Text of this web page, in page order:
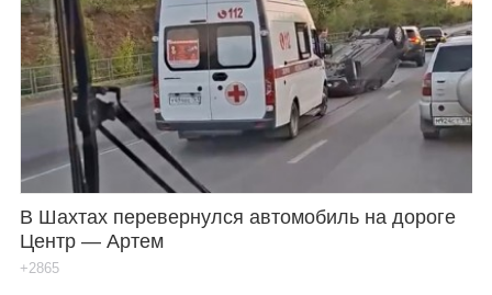
В Шахтах перевернулся автомобиль на дороге
Центр — Артем
+2865